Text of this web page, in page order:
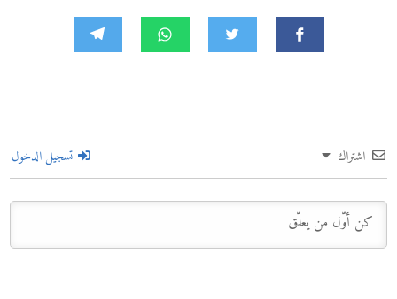
اشتراك تسجيل الدخول